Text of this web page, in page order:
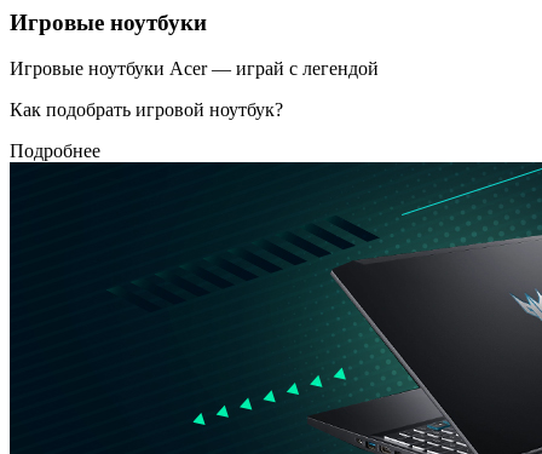
Игровые ноутбуки
Игровые ноутбуки Acer — играй с легендой
Как подобрать игровой ноутбук?
Подробнее